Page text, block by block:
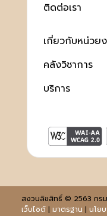
ติดต่อเรา
เกี่ยวกับหน่วย
คลังวิชาการ
บริการ
สงวนลิขสิทธิ์ © 2563 กร
เว็บไซต์| มาตรฐาน | นโย